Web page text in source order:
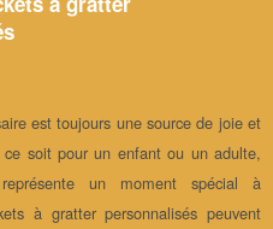
est toujours une source de joie et
soit pour un enfant ou un adulte,
un moment spécial à
à gratter personnalisés peuvent